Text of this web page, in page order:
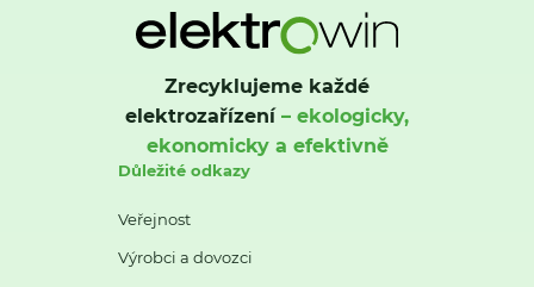
Zrecyklujeme každé
elektrozařízení– ekologicky,
ekonomicky a efektivně
Důležité odkazy
Veřejnost
Výrobci a dovozci